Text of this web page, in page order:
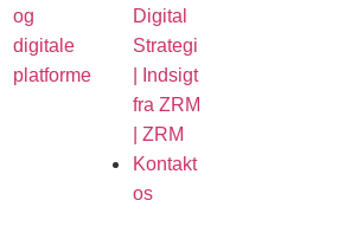
og
digitale
platforme
Digital
Strategi
| Indsigt
fra ZRM
| ZRM
Kontakt
os